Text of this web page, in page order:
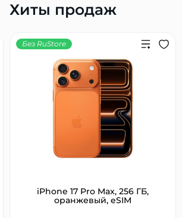
Хиты продаж
Без RuStore
iPhone 17 Pro Max, 256 ГБ,
оранжевый, eSIM